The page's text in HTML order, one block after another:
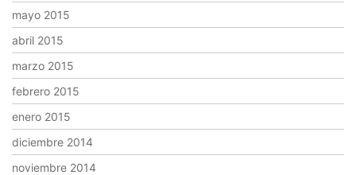
mayo 2015
abril 2015
marzo 2015
febrero 2015
enero 2015
diciembre 2014
noviembre 2014